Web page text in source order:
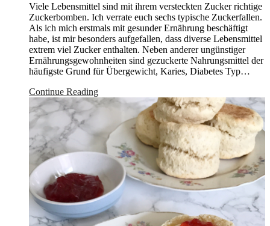
Viele Lebensmittel sind mit ihrem versteckten Zucker richtige
Zuckerbomben. Ich verrate euch sechs typische Zuckerfallen.
Als ich mich erstmals mit gesunder Ernährung beschäftigt
habe, ist mir besonders aufgefallen, dass diverse Lebensmittel
extrem viel Zucker enthalten. Neben anderer ungünstiger
Ernährungsgewohnheiten sind gezuckerte Nahrungsmittel der
häufigste Grund für Übergewicht, Karies, Diabetes Typ…
Continue Reading